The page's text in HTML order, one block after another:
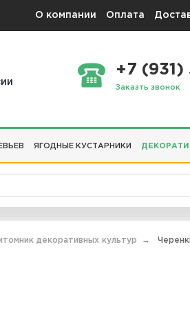
О компании Оплата
+7 (931)
Заказть звонок
ЯГОДНЫЕ КУСТАРНИКИ
декоративных культур